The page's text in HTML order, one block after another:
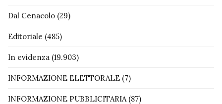
Dal Cenacolo (29)
Editoriale (485)
In evidenza (19.903)
INFORMAZIONE ELETTORALE (7)
INFORMAZIONE PUBBLICITARIA(87)